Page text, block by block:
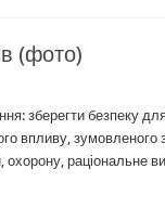
(фото)
зберегти безпеку для
впливу, зумовленого
раціональне